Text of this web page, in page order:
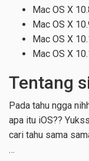
Mac OS X
Mac OS X
Mac OS X
Mac OS X
Tentang
Pada tahu ngga
apa itu iOS?? Yukss
cari tahu sama
…